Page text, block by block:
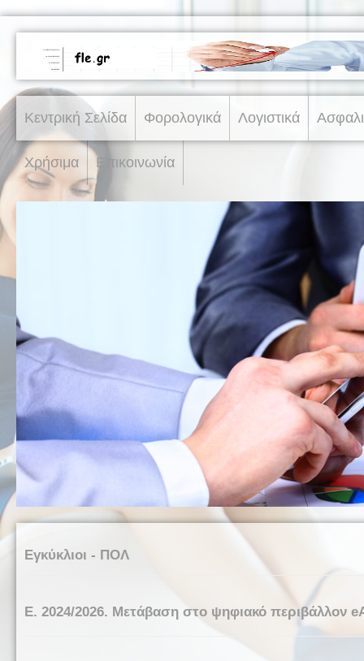
Κεντρική Σελίδα Φορολογικά Λογιστικά
Χρήσιμα Επικοινωνία
Εγκύκλιοι - ΠΟΛ
Ε. 2024/2026. Μετάβαση στο ψηφιακό περιβάλλον